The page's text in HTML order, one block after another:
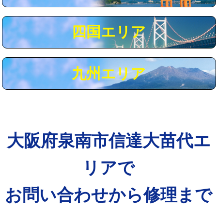
※給水管工事は20mmまでの価格です。
四国エリア
九州エリア
大阪府泉南市信達大苗代エ
リアで
お問い合わせから修理まで